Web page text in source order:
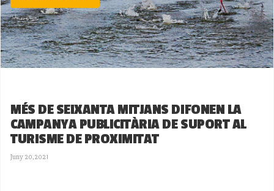
MÉS DE SEIXANTA MITJANS DIFONEN LA
CAMPANYA PUBLICITÀRIA DE SUPORT AL
TURISME DE PROXIMITAT
Juny 20,2021